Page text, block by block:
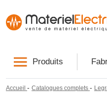
Produits
Accueil - Catalogues complets -